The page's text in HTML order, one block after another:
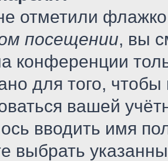
отметили
посещении, вы
конференции
для того, чтобы
вашей
вводить имя
выбрать